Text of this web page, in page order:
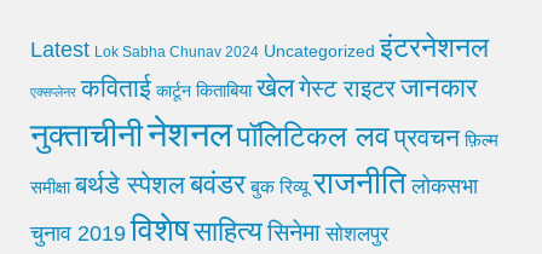
Latest Lok Sabha Chunav 2024 Uncategorized इंटरनेशनल
एक्सप्लेनर कविताई कार्टून किताबिया खेलगेस्ट राइटरजानकार
नुक्ताचीनीनेशनलपॉलिटिकल लवप्रवचन फ़िल्म
समीक्षा बर्थडे स्पेशलबवंडर बुक रिव्यू राजनीति लोकसभा
चुनाव 2019 विशेषसाहित्यसिनेमा सोशलपुर